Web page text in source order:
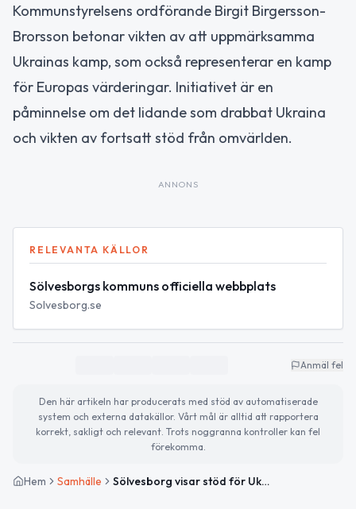
Kommunstyrelsens ordförande Birgit Birgersson-
Brorsson betonar vikten av att uppmärksamma
Ukrainas kamp, som också representerar en kamp
för Europas värderingar. Initiativet är en
påminnelse om det lidande som drabbat Ukraina
och vikten av fortsatt stöd från omvärlden.
ANNONS
RELEVANTA KÄLLOR
Sölvesborgs kommuns officiella webbplats
Solvesborg.se
Anmäl fel
Den här artikeln har producerats med stöd av automatiserade
system och externa datakällor. Vårt mål är alltid att rapportera
korrekt, sakligt och relevant. Trots noggranna kontroller kan fel
förekomma.
Hem Samhälle Sölvesborg visar stöd för Ukraina på invasionens årsdag